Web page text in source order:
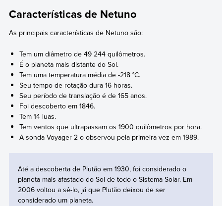
Características de Netuno
As principais características de Netuno são:
Tem um diâmetro de 49 244 quilômetros.
É o planeta mais distante do Sol.
Tem uma temperatura média de -218 °C.
Seu tempo de rotação dura 16 horas.
Seu período de translação é de 165 anos.
Foi descoberto em 1846.
Tem 14 luas.
Tem ventos que ultrapassam os 1900 quilômetros por hora.
A sonda Voyager 2 o observou pela primeira vez em 1989.
Até a descoberta de Plutão em 1930, foi considerado o
planeta mais afastado do Sol de todo o Sistema Solar. Em
2006 voltou a sê-lo, já que Plutão deixou de ser
considerado um planeta.